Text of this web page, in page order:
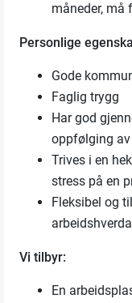
måneder, må
Personlige
Gode
Faglig trygg
Har god
oppfølging
Trives i en
stress på en
Fleksibel og
Vi tilbyr:
En